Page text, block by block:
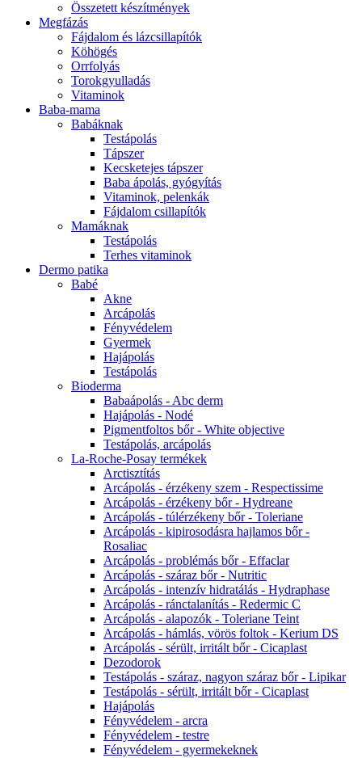
Összetett készítmények
Megfázás
Fájdalom és lázcsillapítók
Köhögés
Orrfolyás
Torokgyulladás
Vitaminok
Baba-mama
Babáknak
Testápolás
Tápszer
Kecsketejes tápszer
Baba ápolás, gyógyítás
Vitaminok, pelenkák
Fájdalom csillapítók
Mamáknak
Testápolás
Terhes vitaminok
Dermo patika
Babé
Akne
Arcápolás
Fényvédelem
Gyermek
Hajápolás
Testápolás
Bioderma
Babaápolás - Abc derm
Hajápolás - Nodé
Pigmentfoltos bőr - White objective
Testápolás, arcápolás
La-Roche-Posay termékek
Arctisztítás
Arcápolás - érzékeny szem - Respectissime
Arcápolás - érzékeny bőr - Hydreane
Arcápolás - túlérzékeny bőr - Toleriane
Arcápolás - kipirosodásra hajlamos bőr -
Rosaliac
Arcápolás - problémás bőr - Effaclar
Arcápolás - száraz bőr - Nutritic
Arcápolás - intenzív hidratálás - Hydraphase
Arcápolás - ránctalanítás - Redermic C
Arcápolás - alapozók - Toleriane Teint
Arcápolás - hámlás, vörös foltok - Kerium DS
Arcápolás - sérült, irritált bőr - Cicaplast
Dezodorok
Testápolás - száraz, nagyon száraz bőr - Lipikar
Testápolás - sérült, irritált bőr - Cicaplast
Hajápolás
Fényvédelem - arcra
Fényvédelem - testre
Fényvédelem - gyermekeknek